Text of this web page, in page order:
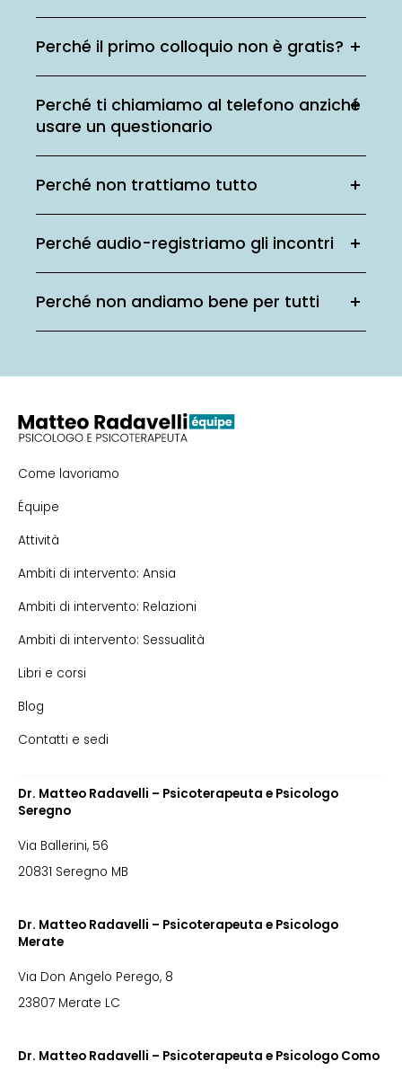
Perché il primo colloquio non è gratis?
Perché ti chiamiamo al telefono anziché
usare un questionario
Perché non trattiamo tutto
Perché audio-registriamo gli incontri
Perché non andiamo bene per tutti
Come lavoriamo
Équipe
Attività
Ambiti di intervento: Ansia
Ambiti di intervento: Relazioni
Ambiti di intervento: Sessualità
Libri e corsi
Blog
Contatti e sedi
Dr. Matteo Radavelli – Psicoterapeuta e Psicologo
Seregno
Via Ballerini, 56
20831 Seregno MB
Dr. Matteo Radavelli – Psicoterapeuta e Psicologo
Merate
Via Don Angelo Perego, 8
23807 Merate LC
Dr. Matteo Radavelli – Psicoterapeuta e Psicologo Como